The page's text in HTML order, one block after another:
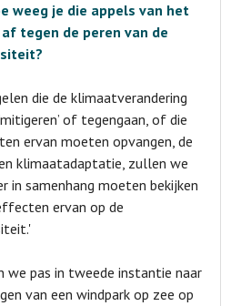
weeg je die appels van het
tegen de peren van de
die de klimaatverandering
of tegengaan, of die
ervan moeten opvangen, de
klimaatadaptatie, zullen we
in samenhang moeten bekijken
ervan op de
we pas in tweede instantie naar
van een windpark op zee op